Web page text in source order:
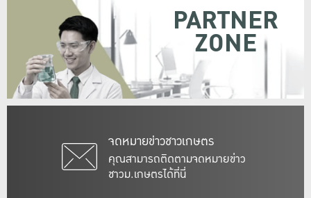
จดหมายข่าวชาวเกษตร
คุณสามารถติดตามจดหมายข่าว
ชาวม.เกษตรได้ที่นี่
PARTNER
ZONE